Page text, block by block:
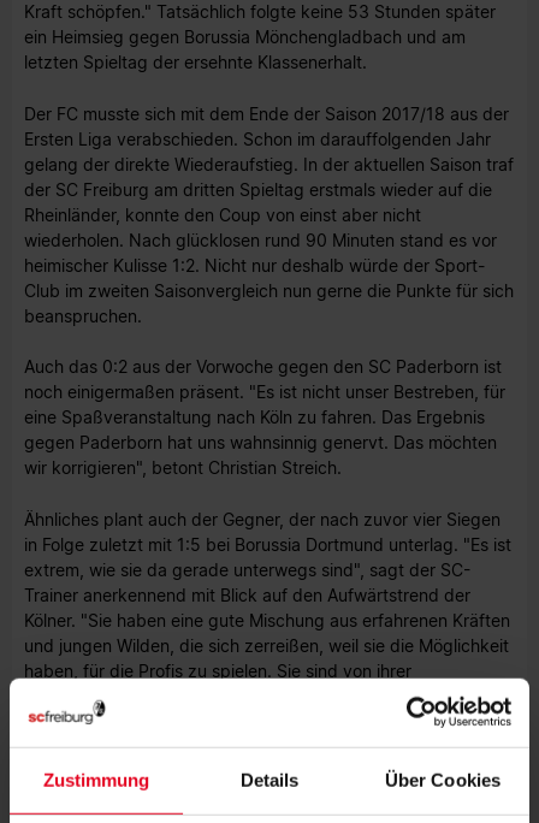
Zustimmung Details Über Cookies
Kraft schöpfen." Tatsächlich folgte keine 53 Stunden später
ein Heimsieg gegen Borussia Mönchengladbach und am
letzten Spieltag der ersehnte Klassenerhalt.
Der FC musste sich mit dem Ende der Saison 2017/18 aus der
Ersten Liga verabschieden. Schon im darauffolgenden Jahr
gelang der direkte Wiederaufstieg. In der aktuellen Saison traf
der SC Freiburg am dritten Spieltag erstmals wieder auf die
Rheinländer, konnte den Coup von einst aber nicht
wiederholen. Nach glücklosen rund 90 Minuten stand es vor
heimischer Kulisse 1:2. Nicht nur deshalb würde der Sport-
Club im zweiten Saisonvergleich nun gerne die Punkte für sich
beanspruchen.
Auch das 0:2 aus der Vorwoche gegen den SC Paderborn ist
noch einigermaßen präsent. "Es ist nicht unser Bestreben, für
eine Spaßveranstaltung nach Köln zu fahren. Das Ergebnis
gegen Paderborn hat uns wahnsinnig genervt. Das möchten
wir korrigieren", betont Christian Streich.
Ähnliches plant auch der Gegner, der nach zuvor vier Siegen
in Folge zuletzt mit 1:5 bei Borussia Dortmund unterlag. "Es ist
extrem, wie sie da gerade unterwegs sind", sagt der SC-
Trainer anerkennend mit Blick auf den Aufwärtstrend der
Kölner. "Sie haben eine gute Mischung aus erfahrenen Kräften
und jungen Wilden, die sich zerreißen, weil sie die Möglichkeit
haben, für die Profis zu spielen. Sie sind von ihrer
Herangehensweise her sehr aggressiv und versuchen, alles
reinzuwerfen. Wir müssen dagegen halten und die Schläue
entwickeln, das extreme Pressingverhalten für uns
auszunutzen."